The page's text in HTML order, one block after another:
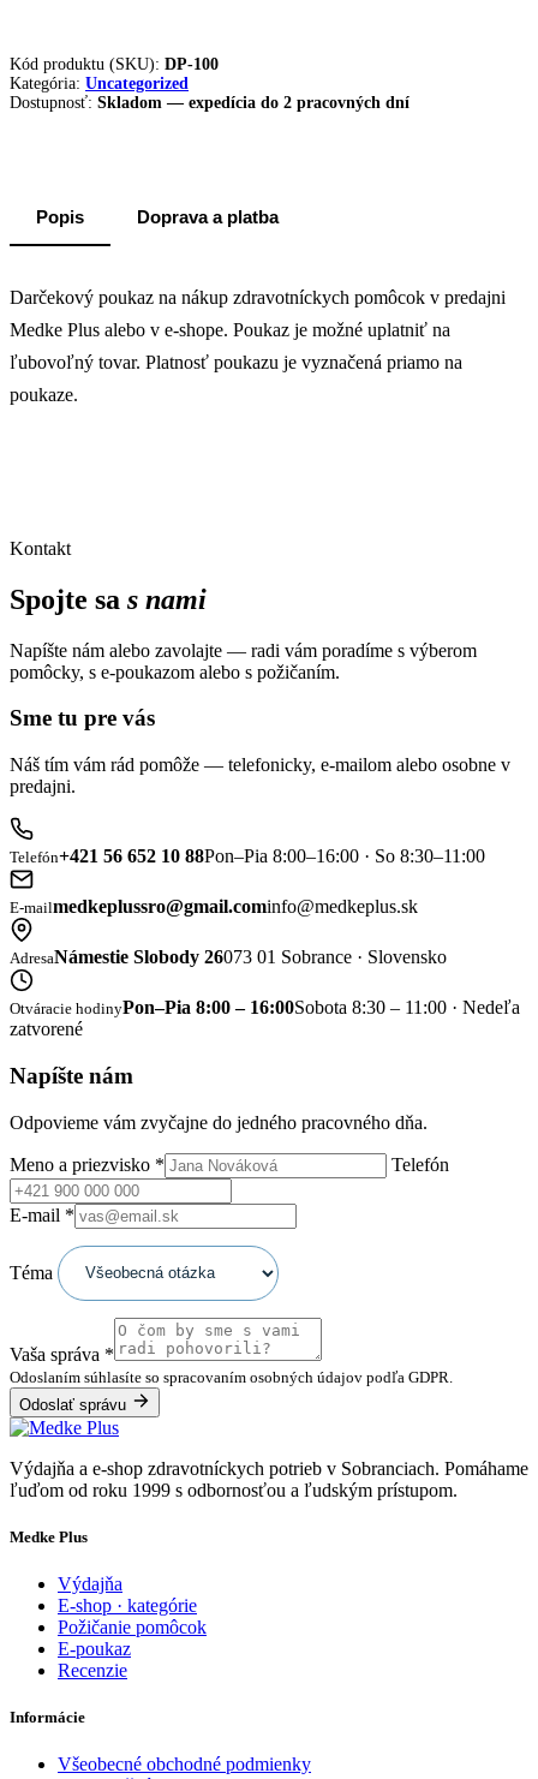
Kód produktu (SKU): DP-100
Kategória: Uncategorized
Dostupnosť: Skladom — expedícia do 2 pracovných dní
Popis Doprava a platba
Darčekový poukaz na nákup zdravotníckych pomôcok v predajni
Medke Plus alebo v e-shope. Poukaz je možné uplatniť na
ľubovoľný tovar. Platnosť poukazu je vyznačená priamo na
poukaze.
Kontakt
Spojte sa s nami
Napíšte nám alebo zavolajte — radi vám poradíme s výberom
pomôcky, s e-poukazom alebo s požičaním.
Sme tu pre vás
Náš tím vám rád pomôže — telefonicky, e-mailom alebo osobne v
predajni.
Telefón+421 56 652 10 88Pon–Pia 8:00–16:00 · So 8:30–11:00
E-mailmedkeplussro@gmail.cominfo@medkeplus.sk
AdresaNámestie Slobody 26073 01 Sobrance · Slovensko
Otváracie hodinyPon–Pia 8:00 – 16:00Sobota 8:30 – 11:00 · Nedeľa
zatvorené
Napíšte nám
Odpovieme vám zvyčajne do jedného pracovného dňa.
Meno a priezvisko * Telefón
E-mail *
Téma
Vaša správa *
Odoslaním súhlasíte so spracovaním osobných údajov podľa GDPR.
Odoslať správu
Výdajňa a e-shop zdravotníckych potrieb v Sobranciach. Pomáhame
ľuďom od roku 1999 s odbornosťou a ľudským prístupom.
Medke Plus
Výdajňa
E-shop · kategórie
Požičanie pomôcok
E-poukaz
Recenzie
Informácie
Všeobecné obchodné podmienky